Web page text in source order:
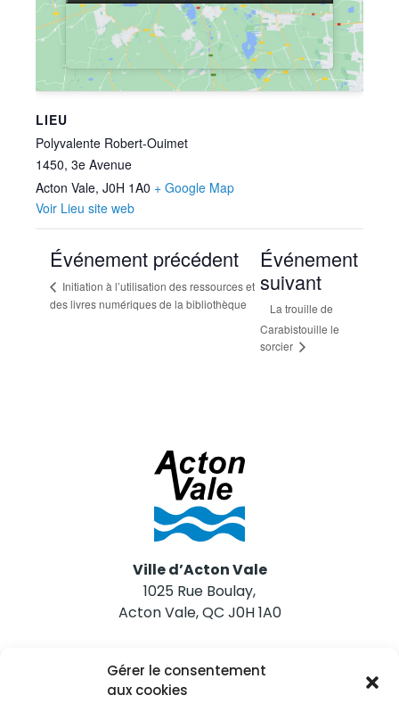
Gérer le consentement
aux cookies
LIEU
Polyvalente Robert-Ouimet
1450, 3e Avenue
Acton Vale, J0H 1A0 + Google Map
Voir Lieu site web
Événement précédent
Initiation à l’utilisation des ressources et
des livres numériques de la bibliothèque
Événement
suivant
La trouille de
Carabistouille le
sorcier
Ville d’Acton Vale
1025 Rue Boulay,
Acton Vale, QC J0H 1A0
Nous joindre
Tél. 450 546-2703